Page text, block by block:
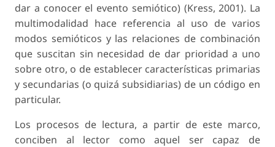
dar a conocer el evento semiótico) (Kress, 2001). La
multimodalidad hace referencia al uso de varios
modos semióticos y las relaciones de combinación
que suscitan sin necesidad de dar prioridad a uno
sobre otro, o de establecer características primarias
y secundarias (o quizá subsidiarias) de un código en
particular.
Los procesos de lectura, a partir de este marco,
conciben al lector como aquel ser capaz de